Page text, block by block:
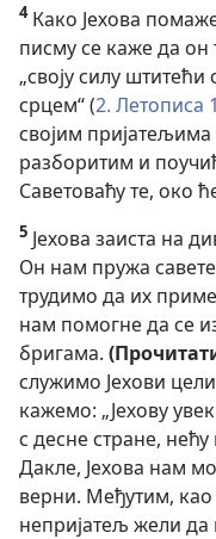
4Како Јехова
писму се каже да
„своју силу
срцем“ (2. Летописа
својим
разборитим и
Саветоваћу те, око
5 Јехова заиста на
Он нам пружа
трудимо да их
нам помогне да се
бригама.
служимо Јехови
кажемо: „Јехову
с десне стране, нећу
Дакле, Јехова нам
верни. Међутим,
непријатељ жели да